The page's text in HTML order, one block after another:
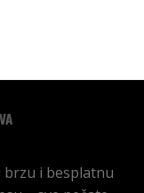
brzu i besplatnu